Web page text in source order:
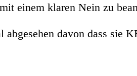
einem klaren Nein zu
davon dass sie